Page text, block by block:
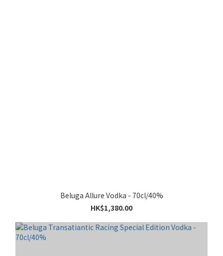
Beluga Allure Vodka - 70cl/40%
HK$1,380.00